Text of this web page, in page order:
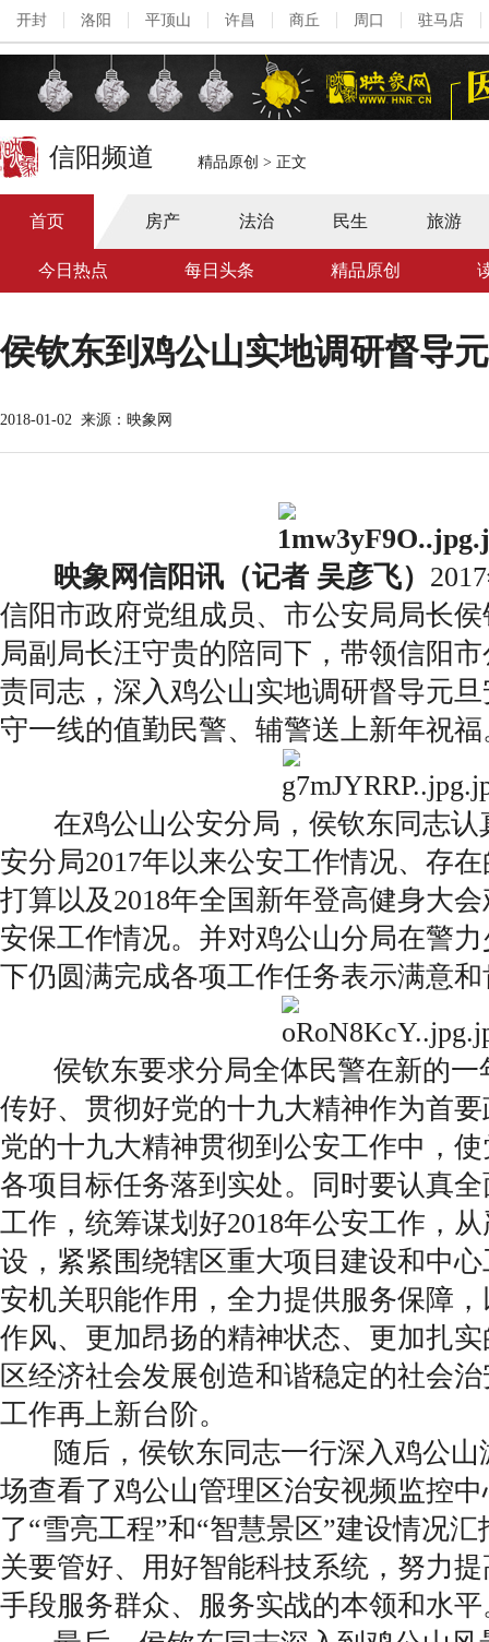
开封 洛阳 平顶山 许昌 商丘 周口 驻马店
信阳频道 精品原创 > 正文
首页 房产 法治 民生 旅游
今日热点 每日头条 精品原创
侯钦东到鸡公山实地调研督导
2018-01-02 来源：映象网
映象网信阳讯（记者 吴彦飞）
信阳市政府党组成员、市公安局局长
局副局长汪守贵的陪同下，带领信阳
责同志，深入鸡公山实地调研督导元
守一线的值勤民警、辅警送上新年祝福
在鸡公山公安分局，侯钦东同志
安分局2017年以来公安工作情况、存
打算以及2018年全国新年登高健身大
安保工作情况。并对鸡公山分局在警
下仍圆满完成各项工作任务表示满意
侯钦东要求分局全体民警在新的
传好、贯彻好党的十九大精神作为首
党的十九大精神贯彻到公安工作中，
各项目标任务落到实处。同时要认真
工作，统筹谋划好2018年公安工作，
设，紧紧围绕辖区重大项目建设和中
安机关职能作用，全力提供服务保障
作风、更加昂扬的精神状态、更加扎
区经济社会发展创造和谐稳定的社会
工作再上新台阶。
随后，侯钦东同志一行深入鸡公
场查看了鸡公山管理区治安视频监控
了“雪亮工程”和“智慧景区”建设情况
关要管好、用好智能科技系统，努力
手段服务群众、服务实战的本领和水平